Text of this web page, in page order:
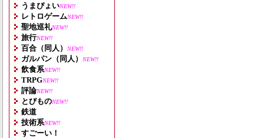
うまぴょいNEW!!
レトロゲームNEW!!
聖地巡礼NEW!!
旅行NEW!!
百合（同人） NEW!!
ガルパン（同人） NEW!!
飲食系NEW!!
TRPGNEW!!
評論NEW!!
とびものNEW!!
鉄道
技術系NEW!!
すごーい！